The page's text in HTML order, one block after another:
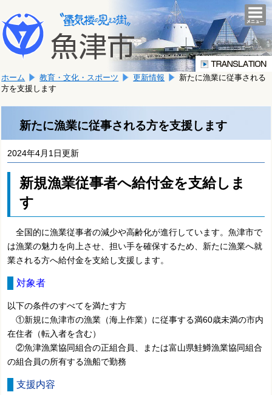
文
へ
移
ま
す。
こ
か
文
で
す。
ホーム 教育・文化・スポーツ 更新情報
新たに漁業に従事される
方を支援します
新たに漁業に従事される方を支援します
2024年4月1日更新
新規漁業従事者へ給付金を支給しま
す
全国的に漁業従事者の減少や高齢化が進行しています。魚津市で
は漁業の魅力を向上させ、担い手を確保するため、新たに漁業へ就
業される方へ給付金を支給し支援します。
対象者
以下の条件のすべてを満たす方
①新規に魚津市の漁業（海上作業）に従事する満60歳未満の市内
在住者（転入者を含む）
②魚津漁業協同組合の正組合員、または富山県鮭鱒漁業協同組合
の組合員の所有する漁船で勤務
支援内容